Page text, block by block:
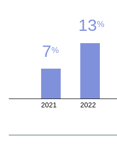
7%
2021
13%
2022